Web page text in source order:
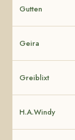
Gutten
Geira
Greiblixt
H.A.Windy